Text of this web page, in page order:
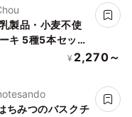
製品・小麦不使
キ 5種5本セット
》《ロースイー
¥ 2,270～
ちみつのバスクチ